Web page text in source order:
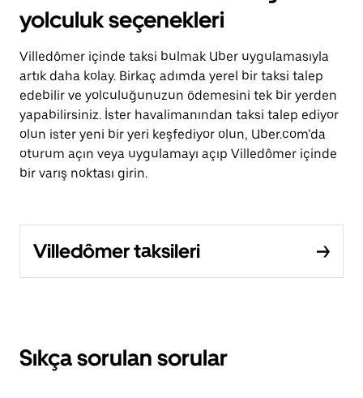
yolculuk seçenekleri
Villedômer içinde taksi bulmak Uber uygulamasıyla
artık daha kolay. Birkaç adımda yerel bir taksi talep
edebilir ve yolculuğunuzun ödemesini tek bir yerden
yapabilirsiniz. İster havalimanından taksi talep ediyor
olun ister yeni bir yeri keşfediyor olun, Uber.com’da
oturum açın veya uygulamayı açıp Villedômer içinde
bir varış noktası girin.
Villedômer taksileri
Sıkça sorulan sorular